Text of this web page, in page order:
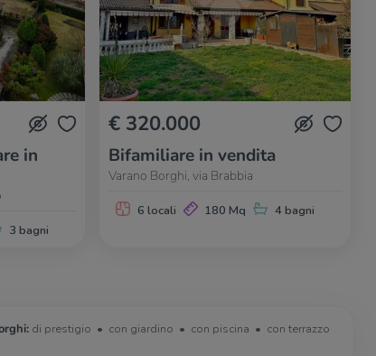
in
3 bagni
€ 320.000
Bifamiliare in vendita
Varano Borghi, via Brabbia
6 locali 180 Mq 4 bagni
di prestigio con giardino con piscina
con terrazzo